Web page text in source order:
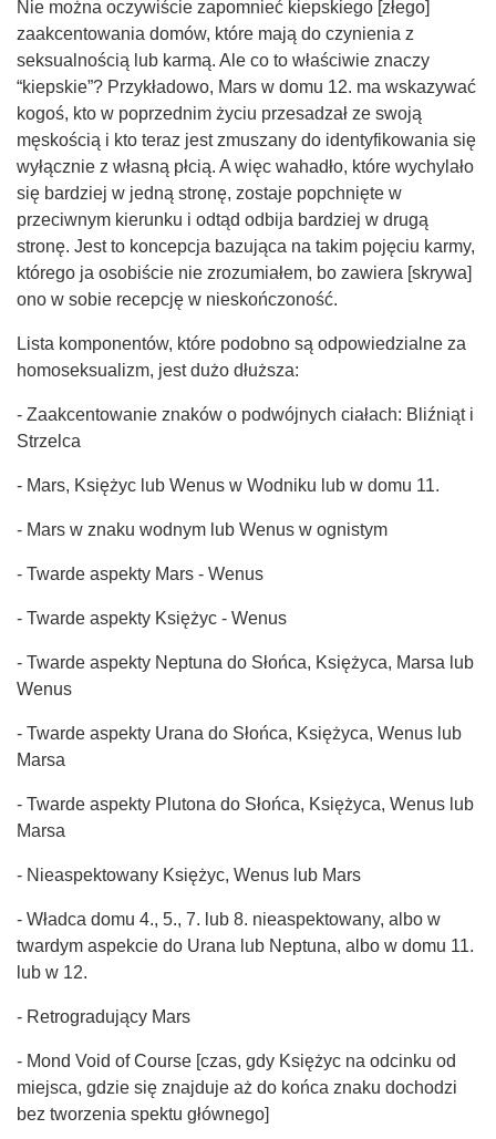
Nie można oczywiście zapomnieć kiepskiego [złego]
zaakcentowania domów, które mają do czynienia z
seksualnością lub karmą. Ale co to właściwie znaczy
“kiepskie”? Przykładowo, Mars w domu 12. ma wskazywać
kogoś, kto w poprzednim życiu przesadzał ze swoją
męskością i kto teraz jest zmuszany do identyfikowania się
wyłącznie z własną płcią. A więc wahadło, które wychylało
się bardziej w jedną stronę, zostaje popchnięte w
przeciwnym kierunku i odtąd odbija bardziej w drugą
stronę. Jest to koncepcja bazująca na takim pojęciu karmy,
którego ja osobiście nie zrozumiałem, bo zawiera [skrywa]
ono w sobie recepcję w nieskończoność.
Lista komponentów, które podobno są odpowiedzialne za
homoseksualizm, jest dużo dłuższa:
- Zaakcentowanie znaków o podwójnych ciałach: Bliźniąt i
Strzelca
- Mars, Księżyc lub Wenus w Wodniku lub w domu 11.
- Mars w znaku wodnym lub Wenus w ognistym
- Twarde aspekty Mars - Wenus
- Twarde aspekty Księżyc - Wenus
- Twarde aspekty Neptuna do Słońca, Księżyca, Marsa lub
Wenus
- Twarde aspekty Urana do Słońca, Księżyca, Wenus lub
Marsa
- Twarde aspekty Plutona do Słońca, Księżyca, Wenus lub
Marsa
- Nieaspektowany Księżyc, Wenus lub Mars
- Władca domu 4., 5., 7. lub 8. nieaspektowany, albo w
twardym aspekcie do Urana lub Neptuna, albo w domu 11.
lub w 12.
- Retrogradujący Mars
- Mond Void of Course [czas, gdy Księżyc na odcinku od
miejsca, gdzie się znajduje aż do końca znaku dochodzi
bez tworzenia spektu głównego]